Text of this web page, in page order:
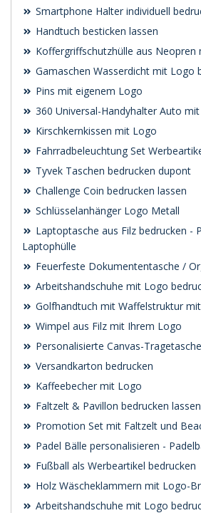
Smartphone Halter individuell
Handtuch besticken lassen
Koffergriffschutzhülle aus Neopren
Gamaschen Wasserdicht mit Logo
Pins mit eigenem Logo
360 Universal-Handyhalter Auto
Kirschkernkissen mit Logo
Fahrradbeleuchtung Set
Tyvek Taschen bedrucken dupont
Challenge Coin bedrucken lassen
Schlüsselanhänger Logo Metall
Laptoptasche aus Filz bedrucken -
Laptophülle
Feuerfeste Dokumententasche /
Arbeitshandschuhe mit Logo
Golfhandtuch mit Waffelstruktur
Wimpel aus Filz mit Ihrem Logo
Personalisierte Canvas-Tragetasche
Versandkarton bedrucken
Kaffeebecher mit Logo
Faltzelt & Pavillon bedrucken lassen
Promotion Set mit Faltzelt und
Padel Bälle personalisieren -
Fußball als Werbeartikel bedrucken
Holz Wäscheklammern mit Logo-
Arbeitshandschuhe mit Logo